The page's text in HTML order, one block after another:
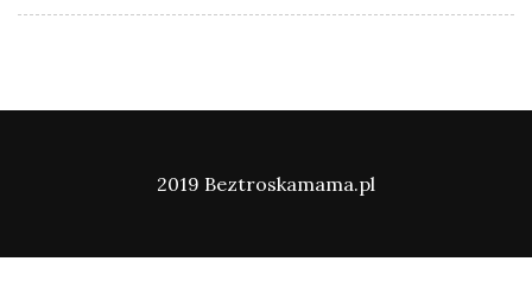
2019 Beztroskamama.pl